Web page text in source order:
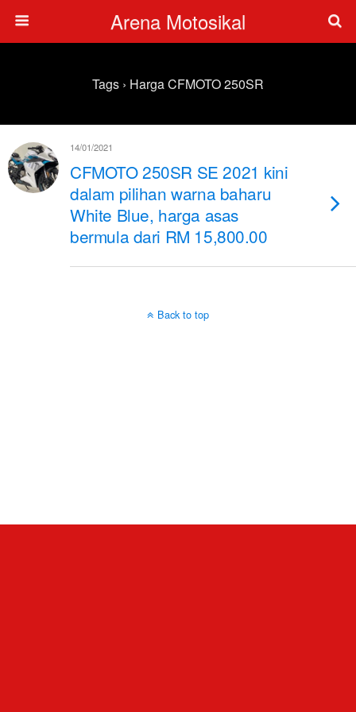
Arena Motosikal
Tags › Harga CFMOTO 250SR
14/01/2021
CFMOTO 250SR SE 2021 kini
dalam pilihan warna baharu
White Blue, harga asas
bermula dari RM 15,800.00
Back to top